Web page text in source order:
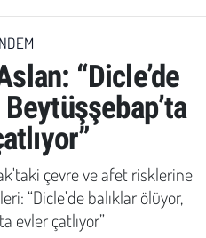
“Dicle’de
çevre ve afet risklerine
“Dicle’de balıklar ölüyor,
evler çatlıyor”
Fikstür